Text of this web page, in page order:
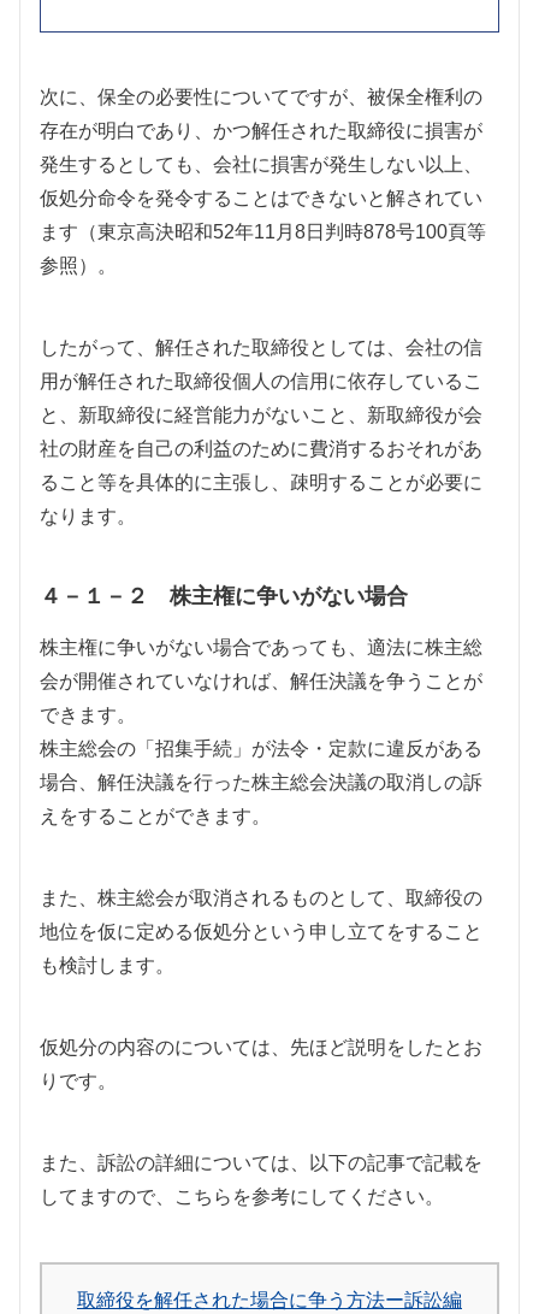
次に、保全の必要性についてですが、被保全権利の
存在が明白であり、かつ解任された取締役に損害が
発生するとしても、会社に損害が発生しない以上、
仮処分命令を発令することはできないと解されてい
ます（東京高決昭和52年11月8日判時878号100頁等
参照）。
したがって、解任された取締役としては、会社の信
用が解任された取締役個人の信用に依存しているこ
と、新取締役に経営能力がないこと、新取締役が会
社の財産を自己の利益のために費消するおそれがあ
ること等を具体的に主張し、疎明することが必要に
なります。
４－１－２ 株主権に争いがない場合
株主権に争いがない場合であっても、適法に株主総
会が開催されていなければ、解任決議を争うことが
できます。
株主総会の「招集手続」が法令・定款に違反がある
場合、解任決議を行った株主総会決議の取消しの訴
えをすることができます。
また、株主総会が取消されるものとして、取締役の
地位を仮に定める仮処分という申し立てをすること
も検討します。
仮処分の内容のについては、先ほど説明をしたとお
りです。
また、訴訟の詳細については、以下の記事で記載を
してますので、こちらを参考にしてください。
取締役を解任された場合に争う方法ー訴訟編